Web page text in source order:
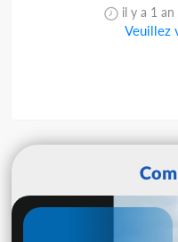
il y a 1
Veuillez